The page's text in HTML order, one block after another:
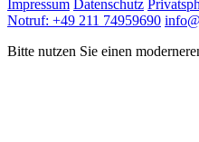
Impressum Datenschutz
Notruf: +49 211 74959690
Bitte nutzen Sie einen